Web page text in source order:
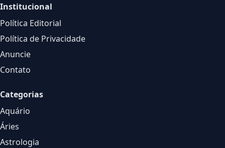
Institucional
Política Editorial
Política de Privacidade
Anuncie
Contato
Categorias
Aquário
Áries
Astrologia